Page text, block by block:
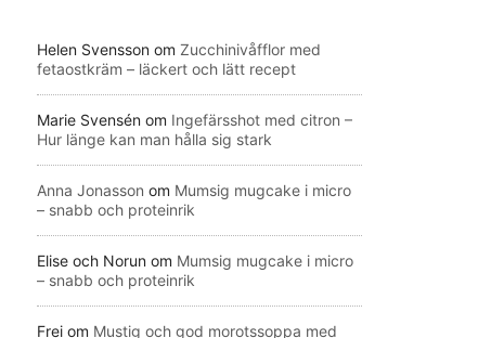
Helen Svensson om Zucchinivåfflor med
fetaostkräm – läckert och lätt recept
Marie Svensén om Ingefärsshot med citron –
Hur länge kan man hålla sig stark
Anna Jonasson om Mumsig mugcake i micro
– snabb och proteinrik
Elise och Norun om Mumsig mugcake i micro
– snabb och proteinrik
Frei om Mustig och god morotssoppa med